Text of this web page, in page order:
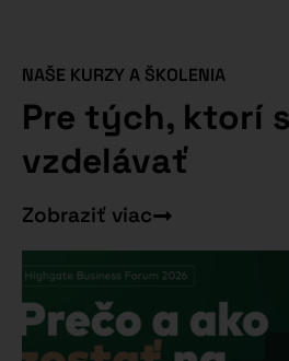
NAŠE KURZY A ŠKOLENIA
Pre tých, ktorí
vzdelávať
Zobraziť viac